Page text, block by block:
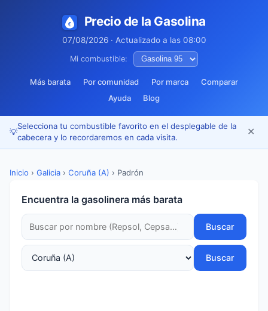
Precio de la Gasolina
07/08/2026 · Actualizado a las 08:00
Mi combustible:
Más barata Por comunidad Por marca
Comparar
Ayuda
Blog
💡
Selecciona tu combustible favorito en el desplegable de la
cabecera y lo recordaremos en cada visita.
✕
Inicio › Galicia › Coruña (A) › Padrón
Encuentra la gasolinera más barata
Buscar
Buscar